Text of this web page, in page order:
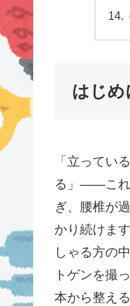
はじめ
「立ってい
る」——これ
ぎ、腰椎が
かり続けま
しゃる方の
トゲンを撮
本から整え